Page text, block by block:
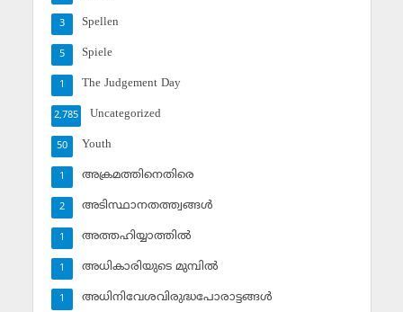
Spellen
3
Spiele
5
The Judgement Day
1
Uncategorized
2,785
Youth
50
അക്രമത്തിനെതിരെ
1
അടിസ്ഥാനതത്ത്വങ്ങള്‍
2
അത്തഹിയ്യാത്തില്‍
1
അധികാരിയുടെ മുമ്പില്‍
1
അധിനിവേശവിരുദ്ധപോരാട്ടങ്ങള്‍
1